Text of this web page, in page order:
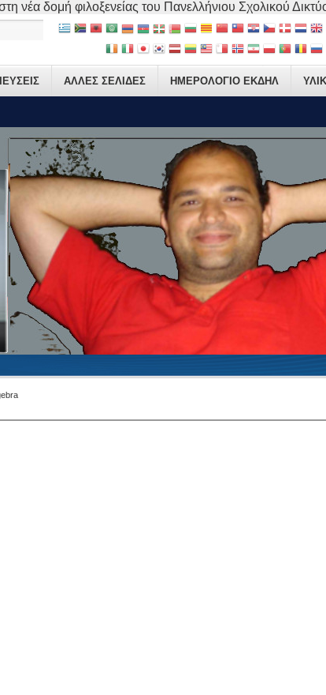
νέα δομή φιλοξενείας του Πανελλήνιου Σχολικού
ΑΛΛΕΣ ΣΕΛΙΔΕΣ ΗΜΕΡΟΛΟΓΙΟ ΕΚΔΗΛ